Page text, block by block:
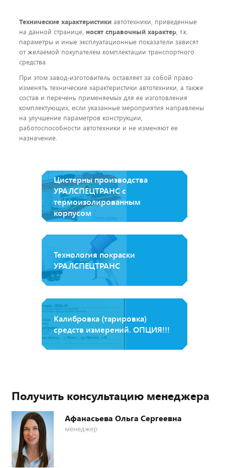
Технические характеристики автотехники, приведенные
на данной странице, носят справочный характер, т.к.
параметры и иные эксплуатационные показатели зависят
от желаемой покупателем комплектации транспортного
средства.
При этом завод-изготовитель оставляет за собой право
изменять технические характеристики автотехники, а также
состав и перечень применяемых для ее изготовления
комплектующих, если указанные мероприятия направлены
на улучшение параметров конструкции,
работоспособности автотехники и не изменяют ее
назначение.
Цистерны производства
УРАЛСПЕЦТРАНС с
термоизолированным
корпусом
Технология покраски
УРАЛСПЕЦТРАНС
Калибровка (тарировка)
средств измерений. ОПЦИЯ!!!
Получить консультацию менеджера
Афанасьева Ольга Сергеевна
менеджер